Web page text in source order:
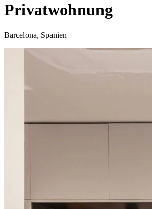
Privatwohnung
Barcelona, Spanien